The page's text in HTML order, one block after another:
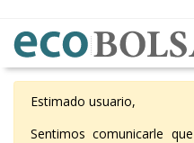
Estimado usuario,
Sentimos comunicarle que